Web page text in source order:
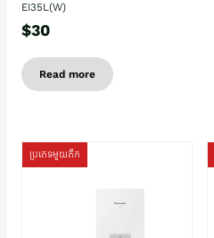
EI35L(W)
$30
Read more
ប្រភេទមួយតឹក